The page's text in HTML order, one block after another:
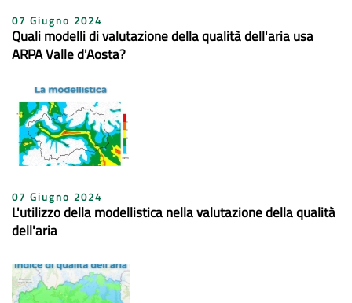
07 Giugno 2024
Quali modelli di valutazione della qualità dell'aria usa
ARPA Valle d'Aosta?
07 Giugno 2024
L'utilizzo della modellistica nella valutazione della qualità
dell'aria